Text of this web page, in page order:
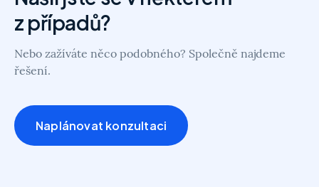
z případů?
Nebo zažíváte něco podobného? Společně najdeme
řešení.
Naplánovat konzultaci